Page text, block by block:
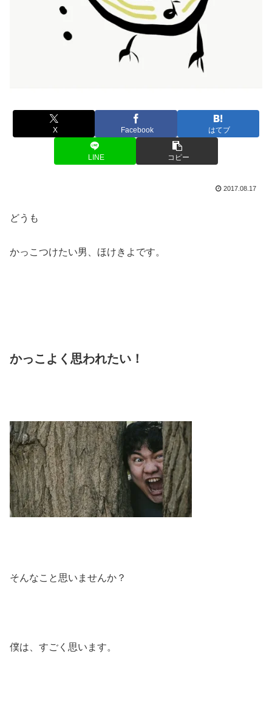
X Facebook はてブ
LINE コピー
2017.08.17
どうも
かっこつけたい男、ほけきよです。
かっこよく思われたい！
そんなこと思いませんか？
僕は、すごく思います。